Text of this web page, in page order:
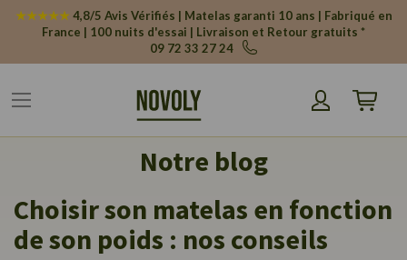
★★★★★ 4,8/5 Avis Vérifiés | Matelas garanti 10 ans | Fabriqué en
France | 100 nuits d'essai | Livraison et Retour gratuits *
09 72 33 27 24
Mon
Notre blog
Choisir son matelas en fonction
de son poids : nos conseils
Panneau de gestion des cookies